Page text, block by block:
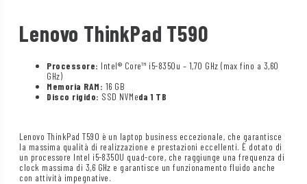
Lenovo ThinkPad T590
Processore: Intel® Core™ i5-8350u – 1,70 GHz (max fino a 3,60
GHz)
Memoria RAM: 16 GB
Disco rigido: SSD NVMeda 1 TB
Lenovo ThinkPad T590 è un laptop business eccezionale, che garantisce
la massima qualità di realizzazione e prestazioni eccellenti. È dotato di
un processore Intel i5-8350U quad-core, che raggiunge una frequenza di
clock massima di 3,6 GHz e garantisce un funzionamento fluido anche
con attività impegnative.